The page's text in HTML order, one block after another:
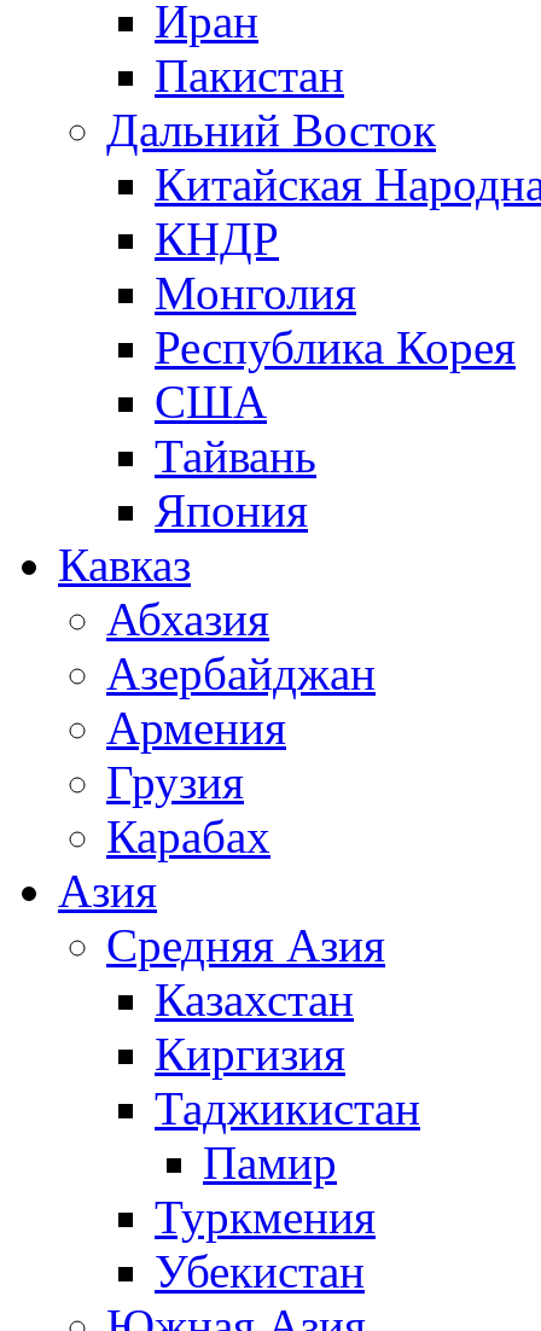
Иран
Пакистан
Дальний Восток
Китайская
КНДР
Монголия
Республика Корея
США
Тайвань
Япония
Кавказ
Абхазия
Азербайджан
Армения
Грузия
Карабах
Азия
Средняя Азия
Казахстан
Киргизия
Таджикистан
Памир
Туркмения
Убекистан